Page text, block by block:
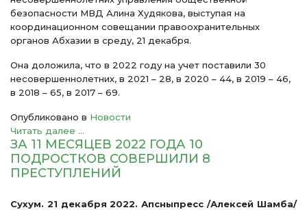
безопасности МВД Алина Худякова, выступая на
координационном совещании правоохранительных
органов Абхазии в среду, 21 декабря.
Она доложила, что в 2022 году на учет поставили 30
несовершеннолетних, в 2021 – 28, в 2020 – 44, в 2019 – 46,
в 2018 – 65, в 2017 – 69.
Опубликовано в Новости
Читать далее ...
ЗА 11 МЕСЯЦЕВ 2022 ГОДА 10
ПОДРОСТКОВ СОВЕРШИЛИ 8
ПРЕСТУПЛЕНИЙ
Сухум. 21 декабря 2022. Апсныпресс /Алексей Шамба/